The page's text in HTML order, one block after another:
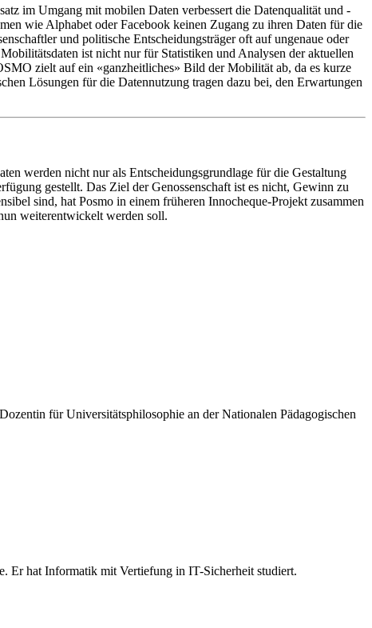
im Umgang mit mobilen Daten verbessert die Datenqualität und -
wie Alphabet oder Facebook keinen Zugang zu ihren Daten für die
und politische Entscheidungsträger oft auf ungenaue oder
ist nicht nur für Statistiken und Analysen der aktuellen
zielt auf ein «ganzheitliches» Bild der Mobilität ab, da es kurze
Lösungen für die Datennutzung tragen dazu bei, den Erwartungen
werden nicht nur als Entscheidungsgrundlage für die Gestaltung
gestellt. Das Ziel der Genossenschaft ist es nicht, Gewinn zu
sind, hat Posmo in einem früheren Innocheque-Projekt zusammen
weiterentwickelt werden soll.
für Universitätsphilosophie an der Nationalen Pädagogischen
Er hat Informatik mit Vertiefung in IT-Sicherheit studiert.